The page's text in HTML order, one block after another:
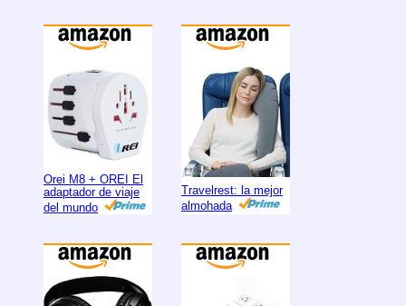
Orei M8 + OREI El
adaptador de viaje
del mundo
Travelrest: la mejor
almohada